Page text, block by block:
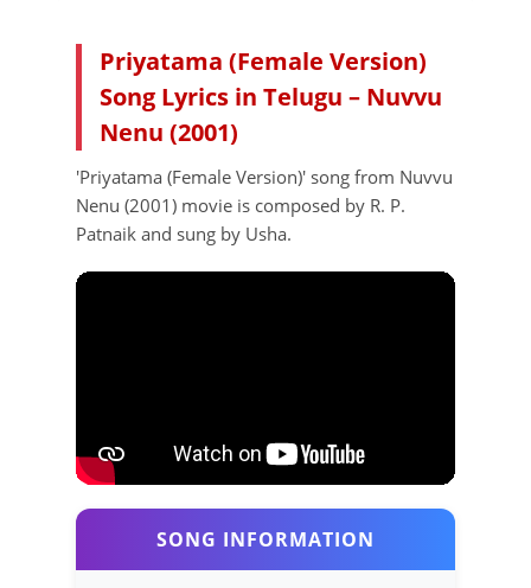
Priyatama (Female Version)
Song Lyrics in Telugu – Nuvvu
Nenu (2001)
'Priyatama (Female Version)' song from Nuvvu
Nenu (2001) movie is composed by R. P.
Patnaik and sung by Usha.
SONG INFORMATION